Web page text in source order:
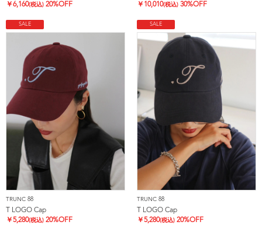
￥6,160(税込) 20%OFF
￥ 10,010(税込) 30%OFF
SALE
TRUNC 88
T LOGO Cap
￥5,280(税込) 20%OFF
SALE
TRUNC 88
T LOGO Cap
￥5,280(税込) 20%OFF